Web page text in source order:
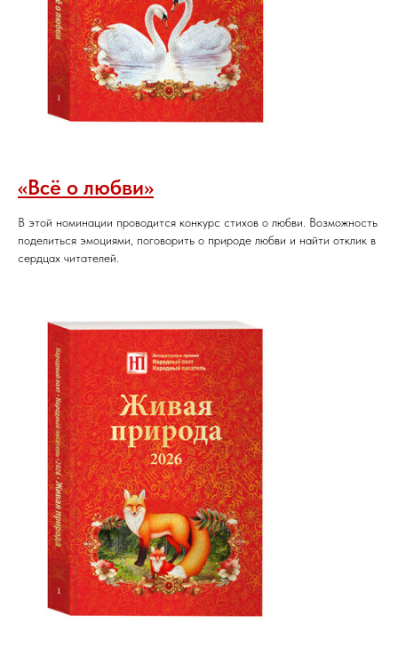
«Всё о любви»
В этой номинации проводится конкурс стихов о любви. Возможность
поделиться эмоциями, поговорить о природе любви и найти отклик в
сердцах читателей.